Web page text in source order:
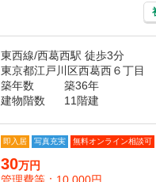
東西線/西葛西駅 徒歩3分
東京都江戸川区西葛西６丁目
築年数
築36年
建物階数
11階建
即入居 写真充実 無料オンライン相談可
30万円